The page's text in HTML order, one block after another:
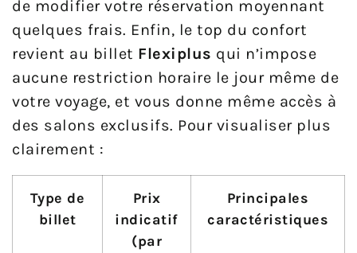
de modifier votre réservation moyennant
quelques frais. Enfin, le top du confort
revient au billet Flexiplus qui n’impose
aucune restriction horaire le jour même de
votre voyage, et vous donne même accès à
des salons exclusifs. Pour visualiser plus
clairement :
Type de
billet
Prix
indicatif
(par
Principales
caractéristiques